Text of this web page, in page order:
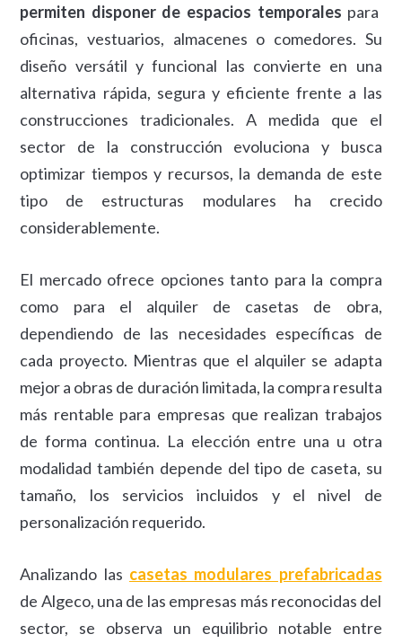
permiten disponer de espacios temporales para
oficinas, vestuarios, almacenes o comedores. Su
diseño versátil y funcional las convierte en una
alternativa rápida, segura y eficiente frente a las
construcciones tradicionales. A medida que el
sector de la construcción evoluciona y busca
optimizar tiempos y recursos, la demanda de este
tipo de estructuras modulares ha crecido
considerablemente.
El mercado ofrece opciones tanto para la compra
como para el alquiler de casetas de obra,
dependiendo de las necesidades específicas de
cada proyecto. Mientras que el alquiler se adapta
mejor a obras de duración limitada, la compra resulta
más rentable para empresas que realizan trabajos
de forma continua. La elección entre una u otra
modalidad también depende del tipo de caseta, su
tamaño, los servicios incluidos y el nivel de
personalización requerido.
Analizando las casetas modulares prefabricadas
de Algeco, una de las empresas más reconocidas del
sector, se observa un equilibrio notable entre